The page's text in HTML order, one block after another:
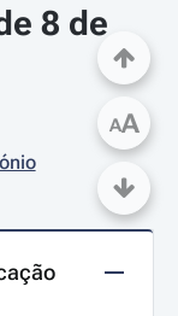
8 de
AA